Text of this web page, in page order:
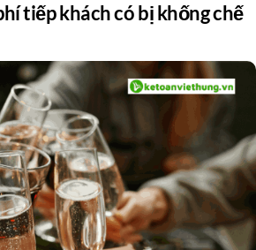
tiếp khách có bị khống chế